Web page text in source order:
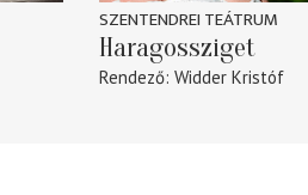
SZENTENDREI TEÁTRUM
Haragossziget
Rendező Widder Kristóf